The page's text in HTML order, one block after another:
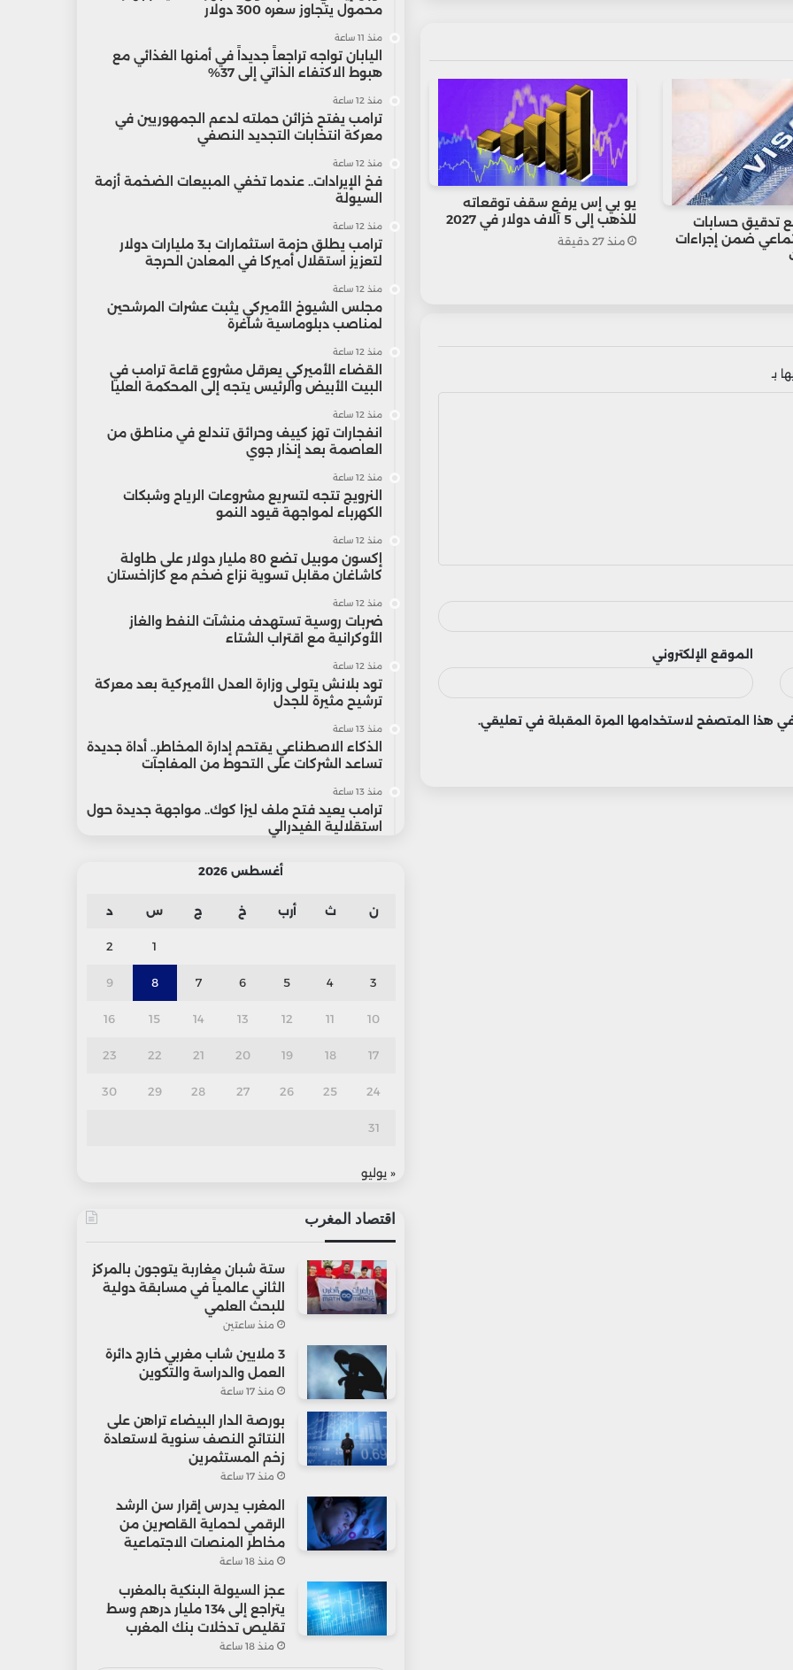
تدقيق حسابات
ضمن إجراءات
يو بي إس يرفع سقف توقعاته
للذهب إلى 5 آلاف دولار في 2027
منذ 27 دقيقة
بـ
الموقع الإلكتروني
في هذا المتصفح لاستخدامها المرة المقبلة في تعليقي.
محمول يتجاوز سعره 300 دولار
منذ 11 ساعة
اليابان تواجه تراجعاً جديداً في أمنها الغذائي مع
هبوط الاكتفاء الذاتي إلى 37%
منذ 12 ساعة
ترامب يفتح خزائن حملته لدعم الجمهوريين في
معركة انتخابات التجديد النصفي
منذ 12 ساعة
فخ الإيرادات.. عندما تخفي المبيعات الضخمة أزمة
السيولة
منذ 12 ساعة
ترامب يطلق حزمة استثمارات بـ3 مليارات دولار
لتعزيز استقلال أميركا في المعادن الحرجة
منذ 12 ساعة
مجلس الشيوخ الأميركي يثبت عشرات المرشحين
لمناصب دبلوماسية شاغرة
منذ 12 ساعة
القضاء الأميركي يعرقل مشروع قاعة ترامب في
البيت الأبيض والرئيس يتجه إلى المحكمة العليا
منذ 12 ساعة
انفجارات تهز كييف وحرائق تندلع في مناطق من
العاصمة بعد إنذار جوي
منذ 12 ساعة
النرويج تتجه لتسريع مشروعات الرياح وشبكات
الكهرباء لمواجهة قيود النمو
منذ 12 ساعة
إكسون موبيل تضع 80 مليار دولار على طاولة
كاشاغان مقابل تسوية نزاع ضخم مع كازاخستان
منذ 12 ساعة
ضربات روسية تستهدف منشآت النفط والغاز
الأوكرانية مع اقتراب الشتاء
منذ 12 ساعة
تود بلانش يتولى وزارة العدل الأميركية بعد معركة
ترشيح مثيرة للجدل
منذ 13 ساعة
الذكاء الاصطناعي يقتحم إدارة المخاطر.. أداة جديدة
تساعد الشركات على التحوط من المفاجآت
منذ 13 ساعة
ترامب يعيد فتح ملف ليزا كوك.. مواجهة جديدة حول
استقلالية الفيدرالي
أغسطس 2026
ن ث أرب خ ج س د
1
2
3
4
5
6
7
8
9
10
11
12
13
14
15
16
17
18
19
20
21
22
23
24
25
26
27
28
29
30
31
« يوليو
اقتصاد المغرب
ستة شبان مغاربة يتوجون بالمركز
الثاني عالمياً في مسابقة دولية
للبحث العلمي
منذ ساعتين
3 ملايين شاب مغربي خارج دائرة
العمل والدراسة والتكوين
منذ 17 ساعة
بورصة الدار البيضاء تراهن على
النتائج النصف سنوية لاستعادة
زخم المستثمرين
منذ 17 ساعة
المغرب يدرس إقرار سن الرشد
الرقمي لحماية القاصرين من
مخاطر المنصات الاجتماعية
منذ 18 ساعة
عجز السيولة البنكية بالمغرب
يتراجع إلى 134 مليار درهم وسط
تقليص تدخلات بنك المغرب
منذ 18 ساعة